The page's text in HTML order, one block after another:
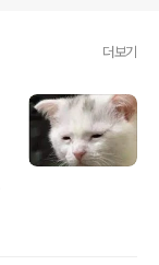
더보기